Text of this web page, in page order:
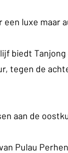
luxe maar
biedt
tegen de
aan de
Pulau